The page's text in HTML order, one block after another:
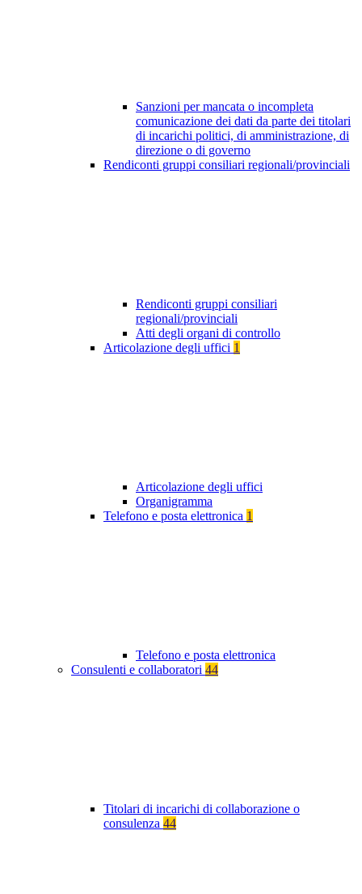
Sanzioni per mancata o incompleta
comunicazione dei dati da parte dei titolari
di incarichi politici, di amministrazione, di
direzione o di governo
Rendiconti gruppi consiliari regionali/provinciali
Rendiconti gruppi consiliari
regionali/provinciali
Atti degli organi di controllo
Articolazione degli uffici 1
Articolazione degli uffici
Organigramma
Telefono e posta elettronica 1
Telefono e posta elettronica
Consulenti e collaboratori 44
Titolari di incarichi di collaborazione o
consulenza 44